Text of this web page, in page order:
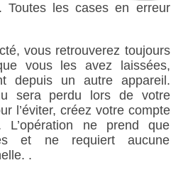
Toutes les cases en erreur
vous retrouverez toujours
vous les avez laissées,
depuis un autre appareil.
sera perdu lors de votre
l’éviter, créez votre compte
L’opération ne prend que
et ne requiert aucune
.